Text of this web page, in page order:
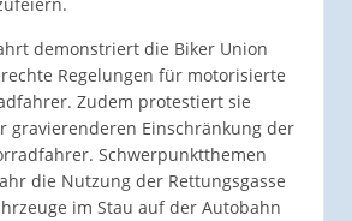
demonstriert die Biker Union
Regelungen für motorisierte
Zudem protestiert sie
gravierenderen Einschränkung der
Schwerpunktthemen
die Nutzung der Rettungsgasse
im Stau auf der Autobahn